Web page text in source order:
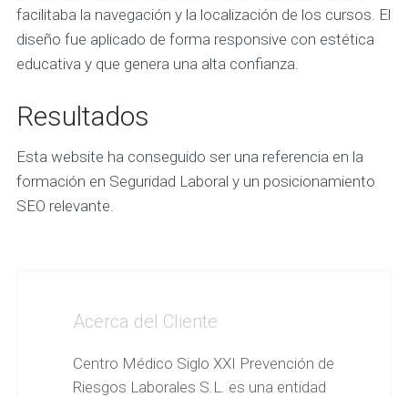
facilitaba la navegación y la localización de los cursos. El
diseño fue aplicado de forma responsive con estética
educativa y que genera una alta confianza.
Resultados
Esta website ha conseguido ser una referencia en la
formación en Seguridad Laboral y un posicionamiento
SEO relevante.
Acerca del Cliente
Centro Médico Siglo XXI Prevención de
Riesgos Laborales S.L. es una entidad